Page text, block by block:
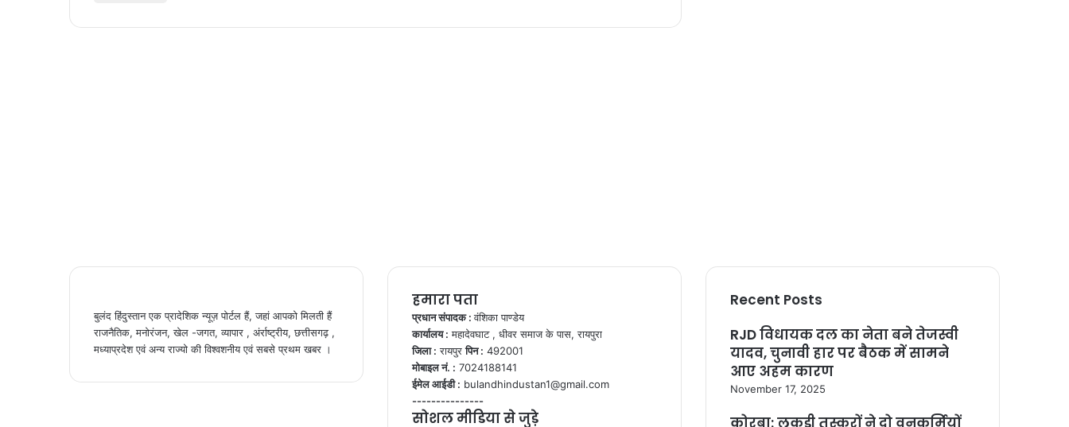
बुलंद हिंदुस्तान एक प्रादेशिक न्यूज़ पोर्टल हैं, जहां आपको मिलती हैं
राजनैतिक, मनोरंजन, खेल -जगत, व्यापार , अंर्राष्ट्रीय, छत्तीसगढ़ ,
मध्याप्रदेश एवं अन्य राज्यो की विश्वशनीय एवं सबसे प्रथम खबर ।
हमारा पता
प्रधान संपादक :वंशिका पाण्डेय
कार्यालय : महादेवघाट , धीवर समाज के पास, रायपुरा
जिला : रायपुरपिन : 492001
मोबाइल नं. : 7024188141
ईमेल आईडी : bulandhindustan1@gmail.com
---------------
सोशल मीडिया से जुड़े
Recent Posts
RJD विधायक दल का नेता बने तेजस्वी
यादव, चुनावी हार पर बैठक में सामने
आए अहम कारण
November 17, 2025
कोरबा: लकड़ी तस्करों ने दो वनकर्मियों